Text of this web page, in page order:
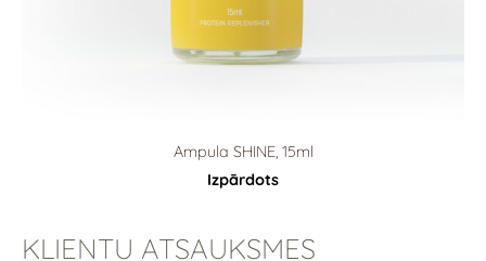
Ampula SHINE, 15ml
Izpārdots
KLIENTU ATSAUKSMES